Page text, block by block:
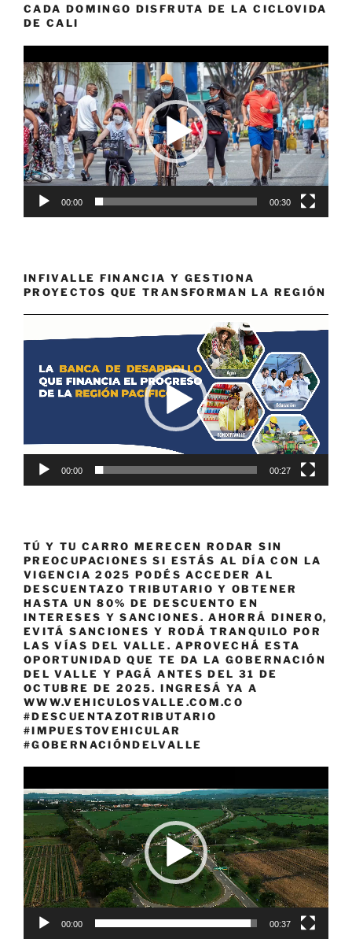
CADA DOMINGO DISFRUTA DE LA CICLOVIDA
DE CALI
de
vídeo
00:00 00:30
INFIVALLE FINANCIA Y GESTIONA
PROYECTOS QUE TRANSFORMAN LA REGIÓN
de
00:00 00:27
TÚ Y TU CARRO MERECEN RODAR SIN
PREOCUPACIONES SI ESTÁS AL DÍA CON LA
VIGENCIA 2025 PODÉS ACCEDER AL
DESCUENTAZO TRIBUTARIO Y OBTENER
HASTA UN 80% DE DESCUENTO EN
INTERESES Y SANCIONES. AHORRÁ DINERO,
EVITÁ SANCIONES Y RODÁ TRANQUILO POR
LAS VÍAS DEL VALLE. APROVECHÁ ESTA
OPORTUNIDAD QUE TE DA LA GOBERNACIÓN
DEL VALLE Y PAGÁ ANTES DEL 31 DE
OCTUBRE DE 2025. INGRESÁ YA A
WWW.VEHICULOSVALLE.COM.CO
#DESCUENTAZOTRIBUTARIO
#IMPUESTOVEHICULAR
#GOBERNACIÓNDELVALLE
de
vídeo
00:00 00:37